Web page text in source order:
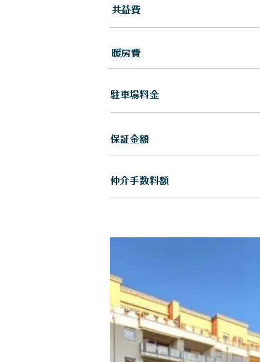
​共益費
暖房費
駐車場料金
保証金額
仲介手数料額